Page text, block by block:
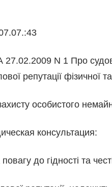
N 1 Про судову
репутації фізичної
особистого
консультация:
до гідності та